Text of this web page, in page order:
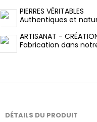
PIERRES VÉRITABLES
Authentiques et
ARTISANAT -
Fabrication dans
DÉTAILS DU PRODUIT